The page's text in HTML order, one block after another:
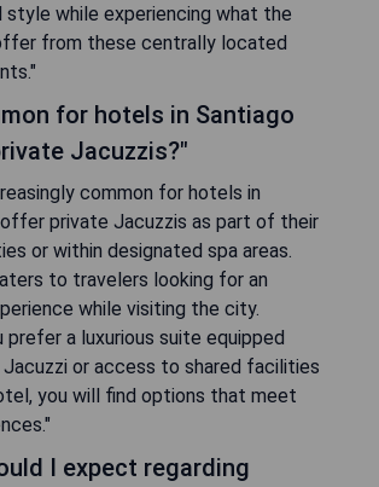
while experiencing what the
from these centrally located
for hotels in Santiago
Jacuzzis?"
common for hotels in
private Jacuzzis as part of their
or within designated spa areas.
to travelers looking for an
while visiting the city.
prefer a luxurious suite equipped
or access to shared facilities
you will find options that meet
I expect regarding